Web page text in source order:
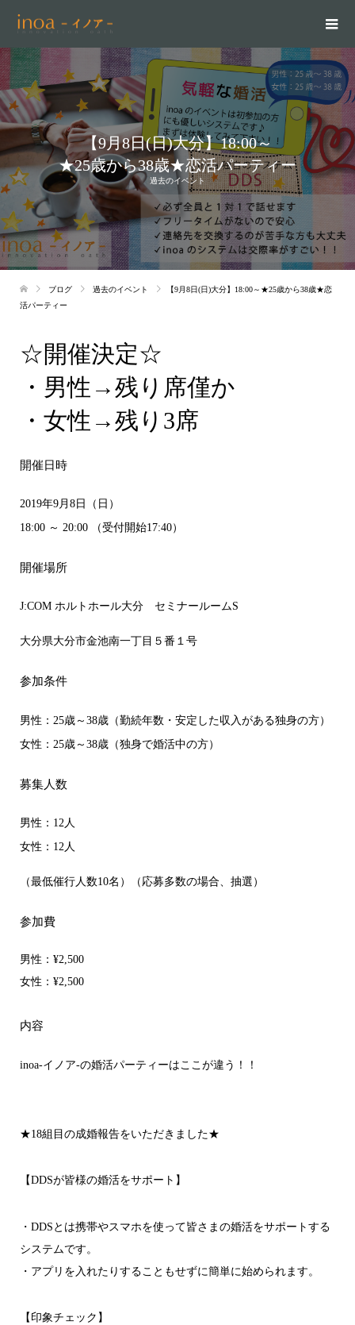
【9月8日(日)大分】18:00～
★25歳から38歳★恋活パーティー
過去のイベント
ブログ 過去のイベント
【9月8日(日)大分】18:00～★25歳から38歳★恋
活パーティー
☆開催決定☆
・男性→残り席僅か
・女性→残り3席
開催日時
2019年9月8日（日）
18:00 ～ 20:00 （受付開始17:40）
開催場所
J:COM ホルトホール大分 セミナールームS
大分県大分市金池南一丁目５番１号
参加条件
男性：25歳～38歳（勤続年数・安定した収入がある独身の方）
女性：25歳～38歳（独身で婚活中の方）
募集人数
男性：12人
女性：12人
（最低催行人数10名）（応募多数の場合、抽選）
参加費
男性： ¥2,500
女性： ¥2,500
内容
inoa-イノア-の婚活パーティーはここが違う！！
★18組目の成婚報告をいただきました★
【DDSが皆様の婚活をサポート】
・DDSとは携帯やスマホを使って皆さまの婚活をサポートする
システムです。
・アプリを入れたりすることもせずに簡単に始められます。
【印象チェック】